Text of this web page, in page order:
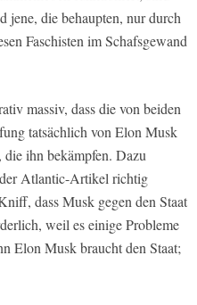
jene, die behaupten, nur durch
Faschisten im Schafsgewand
massiv, dass die von beiden
tatsächlich von Elon Musk
ihn bekämpfen. Dazu
Atlantic-Artikel richtig
dass Musk gegen den Staat
weil es einige Probleme
Elon Musk braucht den Staat;